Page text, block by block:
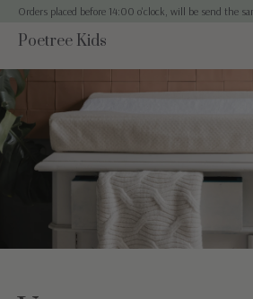
Orders placed before 14:00 o'clock, will be send the
Poetree Kids